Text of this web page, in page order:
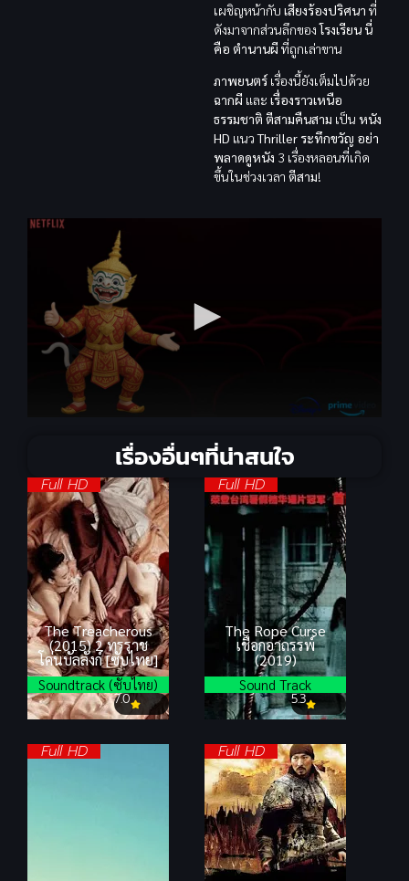
เผชิญหน้ากับ เสียงร้องปริศนา ที่
ดังมาจากส่วนลึกของโรงเรียนนี่
คือ ตำนานผี ที่ถูกเล่าขาน
ภาพยนตร์ เรื่องนี้ยังเต็มไปด้วย
ฉากผี และ เรื่องราวเหนือ
ธรรมชาติ ตีสามคืนสาม เป็น หนัง
HD แนวThriller ระทึกขวัญ อย่า
พลาดดูหนัง 3 เรื่องหลอนที่เกิด
ขึ้นในช่วงเวลา ตีสาม!
เรื่องอื่นๆที่น่าสนใจ
Full HD
The Treacherous
(2015) 2 ทรราช
โค่นบัลลังก์ [ซับไทย]
7.0
Soundtrack (ซับไทย)
Full HD
The Rope Curse
เชือกอาถรรพ์
(2019)
5.3
Sound Track
Full HD Full HD